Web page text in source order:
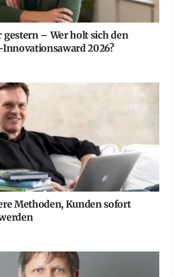
gestern – Wer holt sich den
2026?
Methoden, Kunden sofort